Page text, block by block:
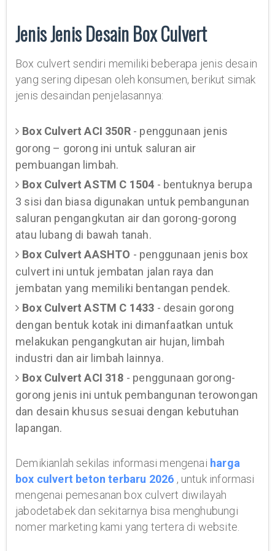
Jenis Jenis Desain Box Culvert
Box culvert sendiri memiliki beberapa jenis desain
yang sering dipesan oleh konsumen, berikut simak
jenis desaindan penjelasannya:
Box Culvert ACI 350R- penggunaan jenis
gorong – gorong ini untuk saluran air
pembuangan limbah.
Box Culvert ASTM C 1504 - bentuknya berupa
3 sisi dan biasa digunakan untuk pembangunan
saluran pengangkutan air dan gorong-gorong
atau lubang di bawah tanah.
Box Culvert AASHTO - penggunaan jenis box
culvert ini untuk jembatan jalan raya dan
jembatan yang memiliki bentangan pendek.
Box Culvert ASTM C 1433 - desain gorong
dengan bentuk kotak ini dimanfaatkan untuk
melakukan pengangkutan air hujan, limbah
industri dan air limbah lainnya.
Box Culvert ACI 318 - penggunaan gorong-
gorong jenis ini untuk pembangunan terowongan
dan desain khusus sesuai dengan kebutuhan
lapangan.
Demikianlah sekilas informasi mengenai harga
box culvert beton terbaru 2026 , untuk informasi
mengenai pemesanan box culvert diwilayah
jabodetabek dan sekitarnya bisa menghubungi
nomer marketing kami yang tertera di website.